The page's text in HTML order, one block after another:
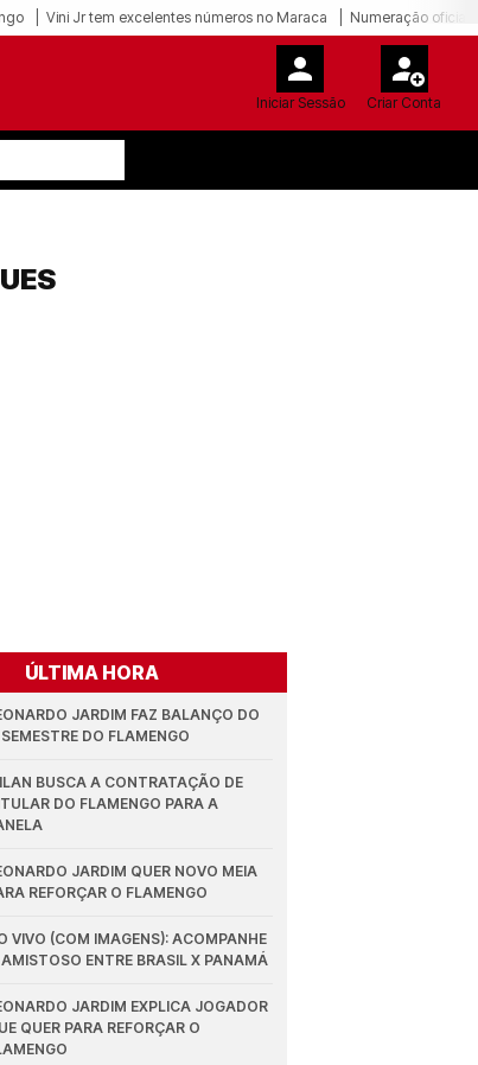
Vini Jr tem excelentes números no Maraca Numeração oficial
Iniciar Sessão Criar Conta
ÚLTIMA HORA
JARDIM FAZ BALANÇO DO
SEMESTRE DO FLAMENGO
BUSCA A CONTRATAÇÃO DE
DO FLAMENGO PARA A
JARDIM QUER NOVO MEIA
REFORÇAR O FLAMENGO
VIVO (COM IMAGENS): ACOMPANHE
ENTRE BRASIL X PANAMÁ
JARDIM EXPLICA JOGADOR
QUER PARA REFORÇAR O